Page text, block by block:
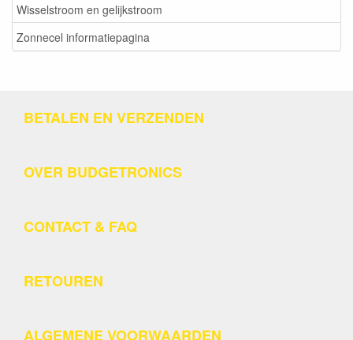
Wisselstroom en gelijkstroom
Zonnecel informatiepagina
BETALEN EN VERZENDEN
OVER BUDGETRONICS
CONTACT & FAQ
RETOUREN
ALGEMENE VOORWAARDEN